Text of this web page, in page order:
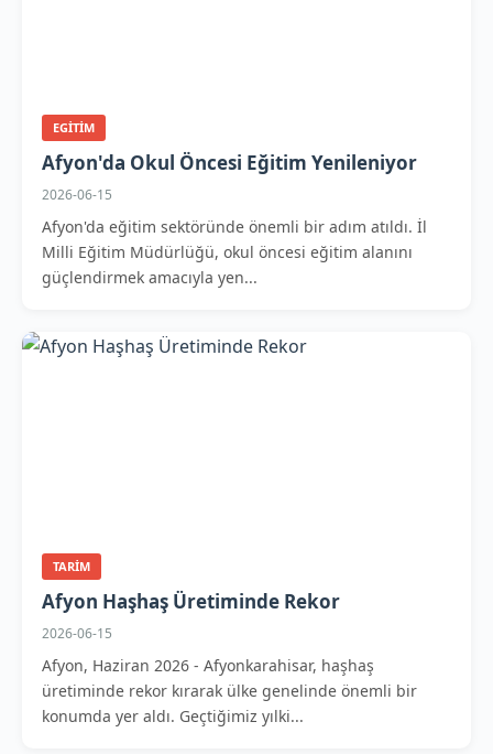
EGITIM
Afyon'da Okul Öncesi Eğitim Yenileniyor
2026-06-15
Afyon'da eğitim sektöründe önemli bir adım atıldı. İl
Milli Eğitim Müdürlüğü, okul öncesi eğitim alanını
güçlendirmek amacıyla yen...
TARIM
Afyon Haşhaş Üretiminde Rekor
2026-06-15
Afyon, Haziran 2026 - Afyonkarahisar, haşhaş
üretiminde rekor kırarak ülke genelinde önemli bir
konumda yer aldı. Geçtiğimiz yılki...